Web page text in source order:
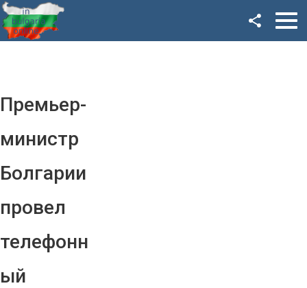
Премьер-
министр
Болгарии
провел
телефонн
ый